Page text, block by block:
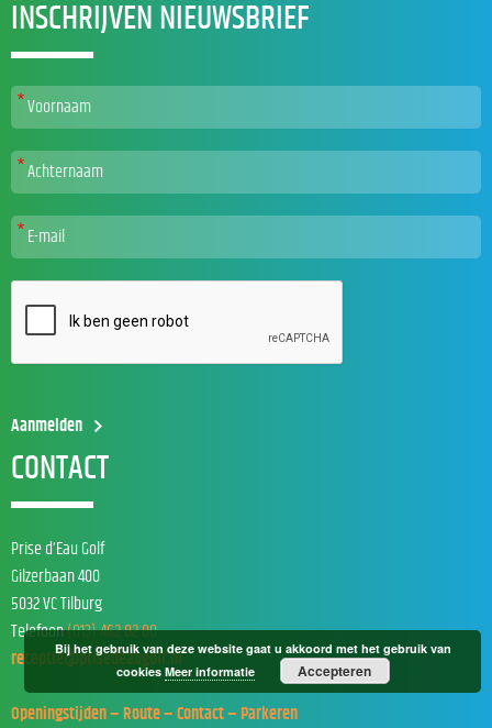
INSCHRIJVEN NIEUWSBRIEF
CONTACT
Prise d’Eau Golf
Gilzerbaan 400
5032 VC Tilburg
Telefoon(013) 462 82 00
receptie@prisedeaugolf.nl
Openingstijden – Route – Contact – Parkeren
Bij het gebruik van deze website gaat u akkoord met het gebruik van
cookies Meer informatie Accepteren